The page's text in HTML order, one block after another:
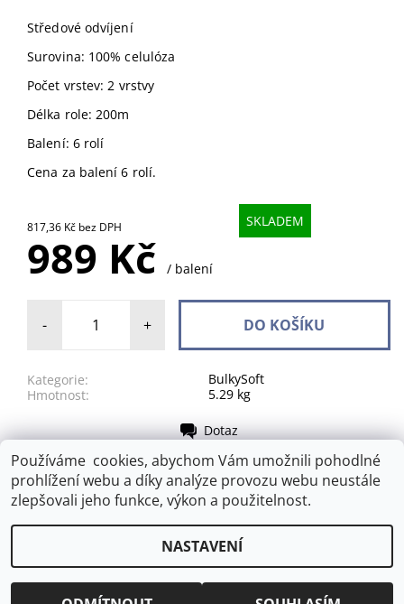
Středové odvíjení
Surovina: 100% celulóza
Počet vrstev: 2 vrstvy
Délka role: 200m
Balení: 6 rolí
Cena za balení 6 rolí.
817,36 Kč bez DPH SKLADEM
989 Kč / balení
- +
Kategorie:
BulkySoft
Hmotnost:
5.29 kg
Dotaz
BulkySoft | Well Done | FRE-PRO
2026 © ATET s.r.o., všechna práva vyhrazena
Vytvořil Shoptet
Používáme cookies, abychom Vám umožnili pohodlné
prohlížení webu a díky analýze provozu webu neustále
zlepšovali jeho funkce, výkon a použitelnost.
NASTAVENÍ